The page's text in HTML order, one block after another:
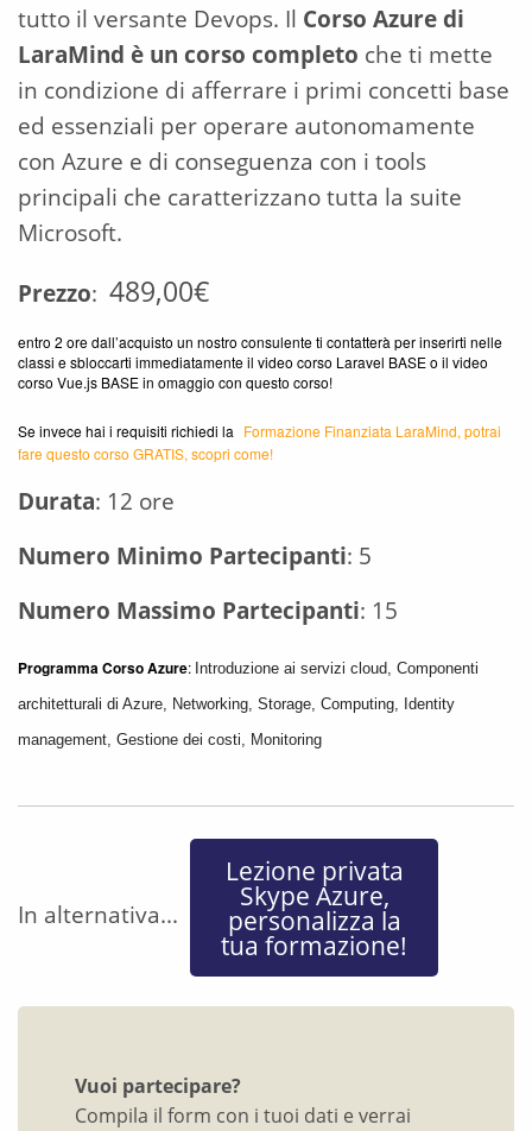
tutto il versante Devops. Il Corso Azure di
LaraMind è un corso completo che ti mette
in condizione di afferrare i primi concetti base
ed essenziali per operare autonomamente
con Azure e di conseguenza con i tools
principali che caratterizzano tutta la suite
Microsoft.
Prezzo: 489,00€
entro 2 ore dall’acquisto un nostro consulente ti contatterà per inserirti nelle
classi e sbloccarti immediatamente il video corso Laravel BASE o il video
corso Vue.js BASE in omaggio con questo corso!
Se invece hai i requisiti richiedi la Formazione Finanziata LaraMind, potrai
fare questo corso GRATIS, scopri come!
Durata: 12 ore
Numero Minimo Partecipanti: 5
Numero Massimo Partecipanti: 15
Programma Corso Azure: Introduzione ai servizi cloud, Componenti
architetturali di Azure, Networking, Storage, Computing, Identity
management, Gestione dei costi, Monitoring
In alternativa...
Lezione privata
Skype Azure,
personalizza la
tua formazione!
Vuoi partecipare?
Compila il form con i tuoi dati e verrai